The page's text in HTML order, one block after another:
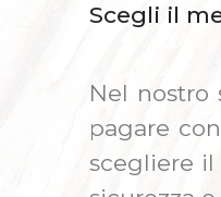
Scegli il
Nel nostro
pagare
scegliere il